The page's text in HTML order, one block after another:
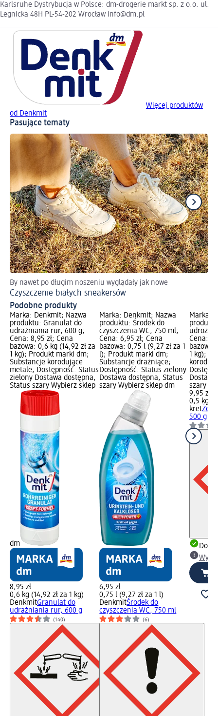
Karlsruhe Dystrybucja w Polsce: dm-drogerie markt sp. z o.o. ul.
Legnicka 48H PL-54-202 Wrocław info@dm.pl
Więcej produktów
od Denkmit
Pasujące tematy
By nawet po długim noszeniu wyglądały jak nowe
Czyszczenie białych sneakersów
Podobne produkty
Marka: Denkmit; Nazwa
produktu: Granulat do
udrażniania rur, 600 g;
Cena: 8,95 zł; Cena
bazowa: 0,6 kg (14,92 zł za
1 kg); Produkt marki dm;
Substancje korodujące
metale; Dostępność: Status
zielony Dostawa dostępna,
Status szary Wybierz sklep
dm
8,95 zł
0,6 kg (14,92 zł za 1 kg)
DenkmitGranulat do
udrażniania rur, 600 g
(140)
Marka: Denkmit; Nazwa
produktu: Środek do
czyszczenia WC, 750 ml;
Cena: 6,95 zł; Cena
bazowa: 0,75 l (9,27 zł za 1
l); Produkt marki dm;
Substancje drażniące;
Dostępność: Status zielony
Dostawa dostępna, Status
szary Wybierz sklep dm
6,95 zł
0,75 l (9,27 zł za 1 l)
DenkmitŚrodek do
czyszczenia WC, 750 ml
(6)
Marka:
Cena:
bazowa:
1 kg);
szary
9,95 zł
0,5 kg
kretŻel
500 g